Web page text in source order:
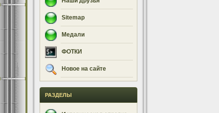
Sitemap
Медали
ФОТКИ
Новое на сайте
РАЗДЕЛЫ